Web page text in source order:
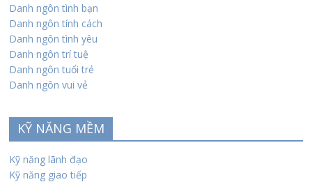
Danh ngôn tình bạn
Danh ngôn tính cách
Danh ngôn tình yêu
Danh ngôn trí tuệ
Danh ngôn tuổi trẻ
Danh ngôn vui vẻ
KỸ NĂNG MỀM
Kỹ năng lãnh đạo
Kỹ năng giao tiếp